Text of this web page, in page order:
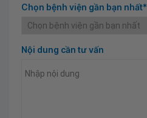
Chọn bệnh viện gần bạn nhất*
Nội dung cần tư vấn